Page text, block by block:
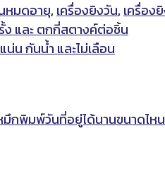
หมดอายุ, เครื่องยิงวัน, เครื่อง
และ ตกกี่สตางค์ต่อชิ้น
น กันน้ำ และไม่เลือน